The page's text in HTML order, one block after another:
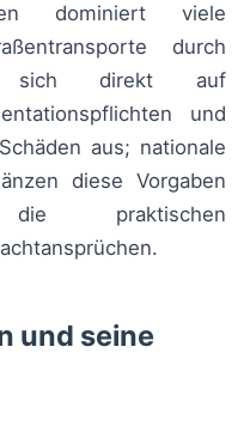
dominiert viele
durch
sich direkt auf
und
aus; nationale
diese Vorgaben
praktischen
und seine